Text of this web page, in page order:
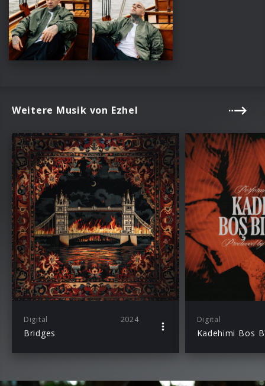
Weitere Musik von Ezhel
Digital 2024
Bridges
Digital
Kadehimi Bos